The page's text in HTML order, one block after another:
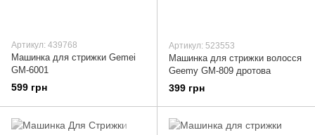
Артикул: 439768
Машинка для стрижки Gemei
GM-6001
599 грн
Артикул: 523553
Машинка для стрижки волосся
Geemy GM-809 дротова
399 грн